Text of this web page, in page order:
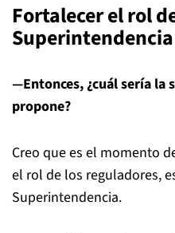
Fortalecer el rol
Superintendencia
—Entonces, ¿cuál sería la
propone?
Creo que es el momento
el rol de los reguladores,
Superintendencia.